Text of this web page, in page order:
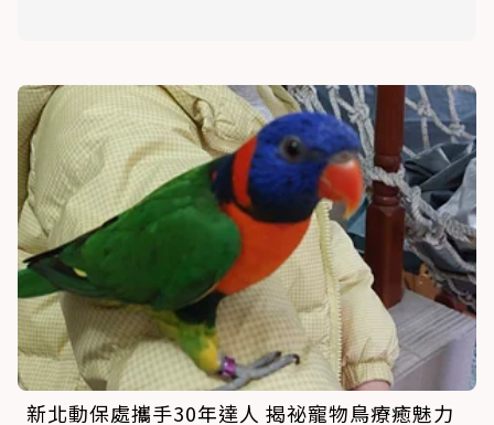
新北動保處攜手30年達人 揭祕寵物鳥療癒魅力